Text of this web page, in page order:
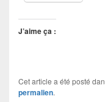
J’aime ça :
Cet article a été posté
permalien.